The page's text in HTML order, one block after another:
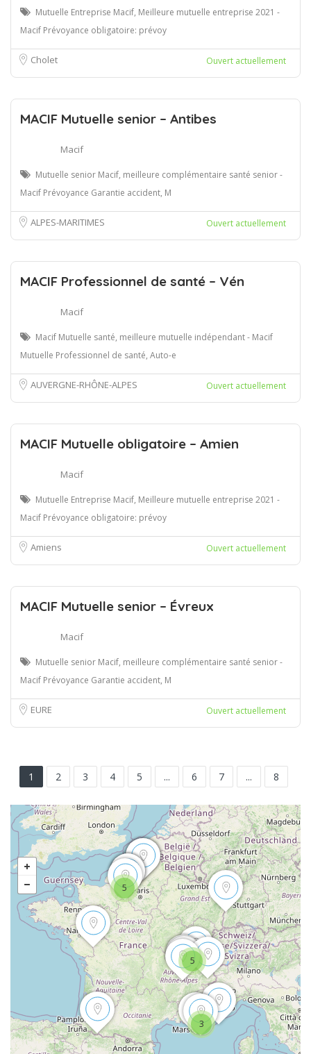
Mutuelle Entreprise Macif, Meilleure mutuelle entreprise 2021 -
Macif Prévoyance obligatoire: prévoy
Cholet Ouvert actuellement
MACIF Mutuelle senior – Antibes
Macif
Mutuelle senior Macif, meilleure complémentaire santé senior -
Macif Prévoyance Garantie accident, M
ALPES-MARITIMES Ouvert actuellement
MACIF Professionnel de santé – Vén
Macif
Macif Mutuelle santé, meilleure mutuelle indépendant - Macif
Mutuelle Professionnel de santé, Auto-e
AUVERGNE-RHÔNE-ALPES Ouvert actuellement
MACIF Mutuelle obligatoire – Amien
Macif
Mutuelle Entreprise Macif, Meilleure mutuelle entreprise 2021 -
Macif Prévoyance obligatoire: prévoy
Amiens Ouvert actuellement
MACIF Mutuelle senior – Évreux
Macif
Mutuelle senior Macif, meilleure complémentaire santé senior -
Macif Prévoyance Garantie accident, M
EURE Ouvert actuellement
1 2 3 4 5 ... 6 7 ... 8
3
5
5